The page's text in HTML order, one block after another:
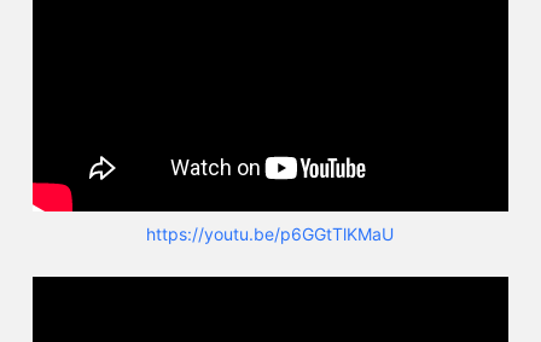
https://youtu.be/p6GGtTlKMaU